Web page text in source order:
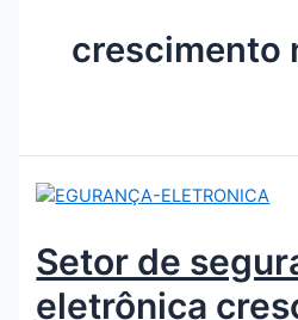
crescimento
Setor de
eletrônica